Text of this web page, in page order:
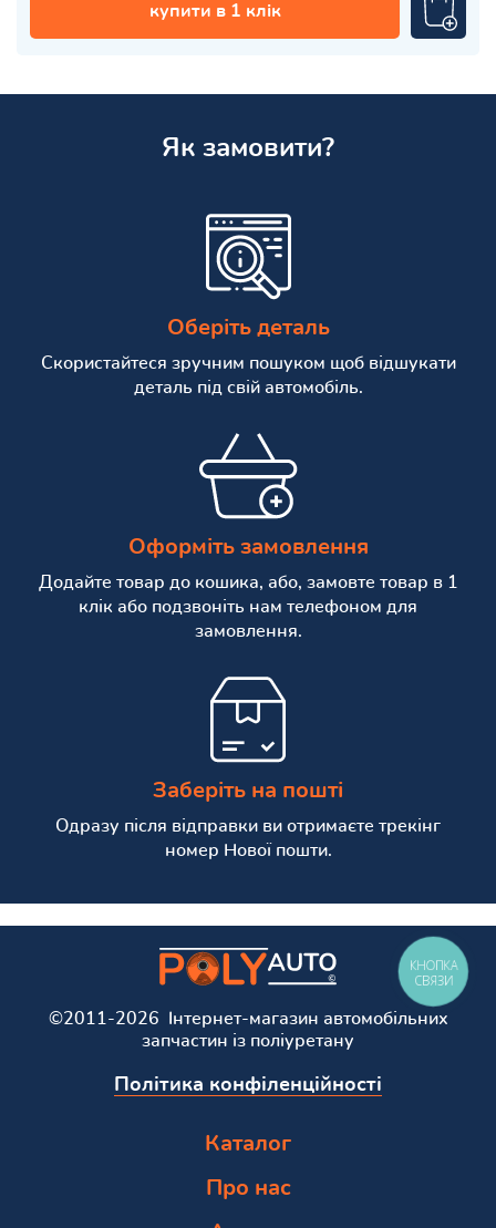
купити в 1 клік
Як замовити?
Оберіть деталь
Скористайтеся зручним пошуком щоб відшукати
деталь під свій автомобіль.
Оформіть замовлення
Додайте товар до кошика, або, замовте товар в 1
клік або подзвоніть нам телефоном для
замовлення.
Заберіть на пошті
Одразу після відправки ви отримаєте трекінг
номер Нової пошти.
©2011-2026 Інтернет-магазин автомобільних
запчастин із поліуретану
Політика конфіленційності
Каталог
Про нас
КНОПКА
СВЯЗИ